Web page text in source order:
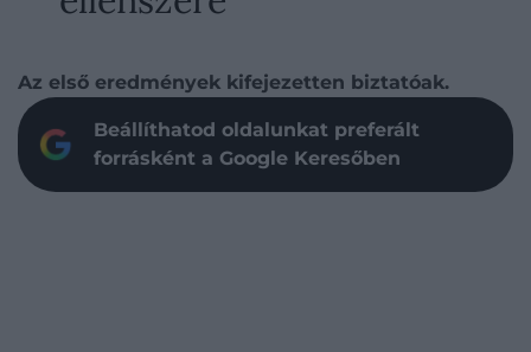
Az első eredmények kifejezetten biztatóak.
Beállíthatod oldalunkat preferált
forrásként a Google Keresőben